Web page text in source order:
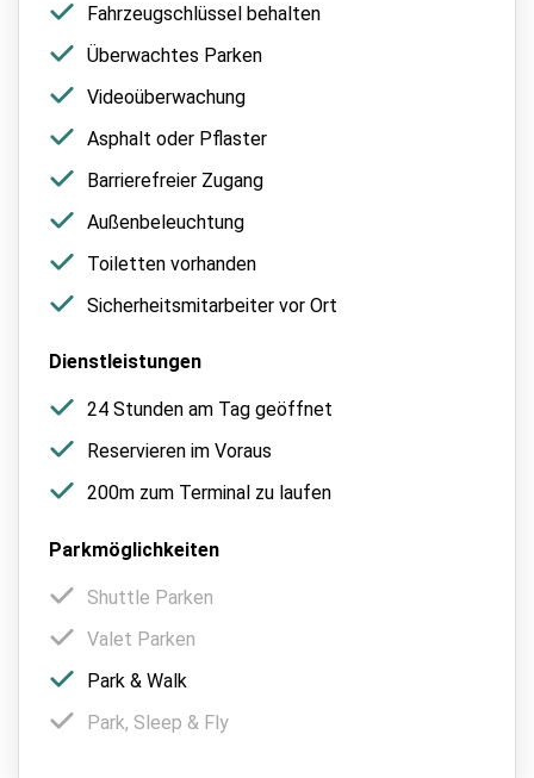
Fahrzeugschlüssel behalten
Überwachtes Parken
Videoüberwachung
Asphalt oder Pflaster
Barrierefreier Zugang
Außenbeleuchtung
Toiletten vorhanden
Sicherheitsmitarbeiter vor Ort
Dienstleistungen
24 Stunden am Tag geöffnet
Reservieren im Voraus
200m zum Terminal zu laufen
Parkmöglichkeiten
Shuttle Parken
Valet Parken
Park & Walk
Park, Sleep & Fly